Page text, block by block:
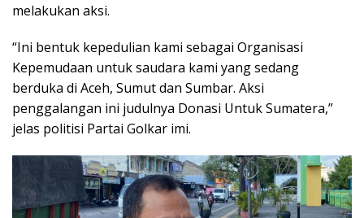
melakukan aksi.
“Ini bentuk kepedulian kami sebagai Organisasi
Kepemudaan untuk saudara kami yang sedang
berduka di Aceh, Sumut dan Sumbar. Aksi
penggalangan ini judulnya Donasi Untuk Sumatera,”
jelas politisi Partai Golkar imi.